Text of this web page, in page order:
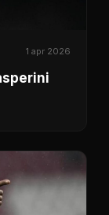
1 apr 2026